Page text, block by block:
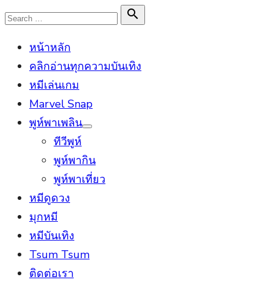
Skip
content
Search

Search
หน้าหลัก
คลิกอ่านทุกความบันเทิง
หมีเล่นเกม
Marvel Snap
พูห์พาเพลิน
Show
ทีวีพูห์
พูห์พากิน
พูห์พาเที่ยว
หมีดูดวง
มุกหมี
หมีบันเทิง
Tsum Tsum
ติดต่อเรา